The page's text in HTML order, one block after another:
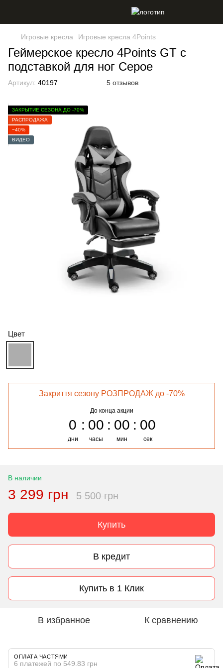
Игровые кресла Игровые кресла 4Points
Геймерское кресло 4Points GT с
подставкой для ног Серое
Артикул: 40197 5 отзывов
ЗАКРЫТИЕ СЕЗОНА ДО -70%
РАСПРОДАЖА
−40%
ВИДЕО
Цвет
Закриття сезону РОЗПРОДАЖ до -70%
До конца акции
0
дни
00
часы
00
мин
00
сек
В наличии
3 299 грн 5 500 грн
Купить
В кредит
Купить в 1 Клик
В избранное К сравнению
ОПЛАТА ЧАСТЯМИ
6 платежей по 549.83 грн